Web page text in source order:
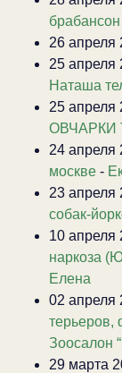
брабансон
26 апреля
25 апреля
Наташа
25 апреля
ОВЧАРКИ
24 апреля
москве -
23 апреля
собак-
10 апреля
наркоза
Елена
02 апреля
терьеров,
Зоосалон
29 марта